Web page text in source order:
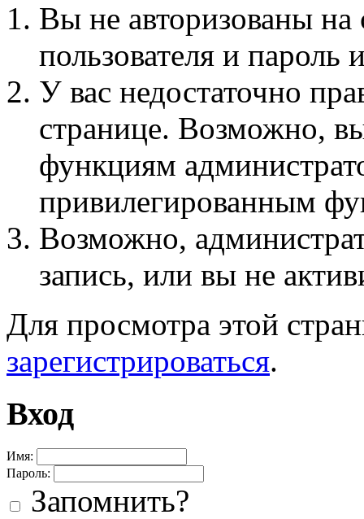
Вы не авторизованы на
пользователя и пароль
У вас недостаточно
странице. Возможно,
функциям
привилегированным
Возможно,
запись, или вы не
Для просмотра этой
зарегистрироваться.
Вход
Имя:
Пароль:
Запомнить?